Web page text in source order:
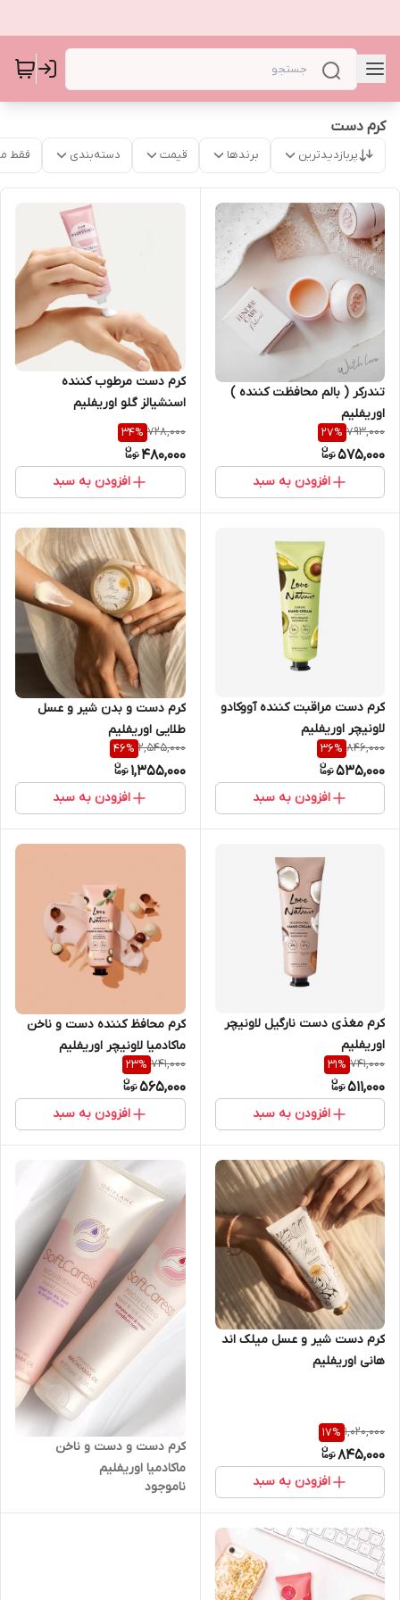
کرم دست
پربازدیدترین برندها قیمت دسته‌بندی فقط
تندرکر ( بالم محافظت کننده )
اوریفلیم
793,000
27%
575,000
افزودن به سبد
کرم دست مرطوب کننده
اسنشیالز گلو اوریفلیم
728,000
34%
480,000
افزودن به سبد
کرم دست مراقبت کننده آووکادو
لاونیچر اوریفلیم
846,000
36%
535,000
افزودن به سبد
کرم دست و بدن شیر و عسل
طلایی اوریفلیم
2,545,000
46%
1,355,000
افزودن به سبد
کرم مغذی دست نارگیل لاونیچر
اوریفلیم
741,000
31%
511,000
افزودن به سبد
کرم محافظ کننده دست و ناخن
ماکادمیا لاونیچر اوریفلیم
741,000
23%
565,000
افزودن به سبد
کرم دست شیر و عسل میلک اند
هانی اوریفلیم
1,020,000
17%
845,000
افزودن به سبد
کرم دست و دست و ناخن
ماکادمیا اوریفلیم
ناموجود